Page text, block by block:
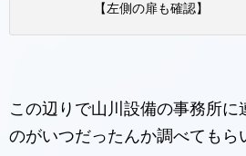
【左側の扉も確認】
この辺りで山川設備の事務所に
のがいつだったんか調べてもら